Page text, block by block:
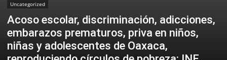
Uncategorized
Acoso escolar, discriminación, adicciones,
embarazos prematuros, priva en niños,
niñas y adolescentes de Oaxaca,